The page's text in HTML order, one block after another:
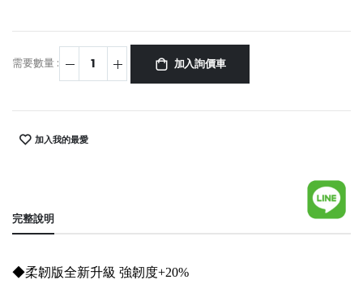
需要數量 : 加入詢價車
加入我的最愛
完整說明
◆柔韌版全新升級 強韌度+20%